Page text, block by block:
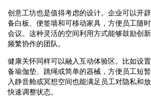
创意工坊也是值得考虑的设计。企业可以开
备白板、便签墙和可移动家具，方便员工随
会议。这种灵活的空间利用方式能够鼓励创
频繁协作的团队。
健康关怀同样可以融入互动体验区。比如设
备瑜伽垫、跳绳或简单的器械，方便员工短
入静音舱或冥想空间也能满足员工对隐私和
快速调整状态。